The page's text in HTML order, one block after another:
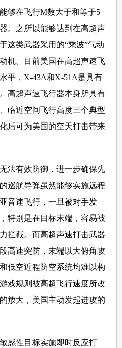
在飞行M数大于和等于5
。之所以能够达到在高超声
这类武器采用的“乘波”气动
机。目前美国在高超声速飞
平，X-43A和X-51A是具有
高超声速飞行器本身所具有
临近空间飞行高度三个典型
后可为美国的空天打击带来
有效防御，进一步确保先
巡航导弹虽然能够实施远程
音速飞行，一旦被对手发
特别是在目标末端，容易被
拦截。而高超声速打击武器
高速突防，末端以大俯角攻
低空近程防空系统均难以构
戏规则被高超飞行速度所改
放大，美国主动发起进攻的
性目标实施即时反应打